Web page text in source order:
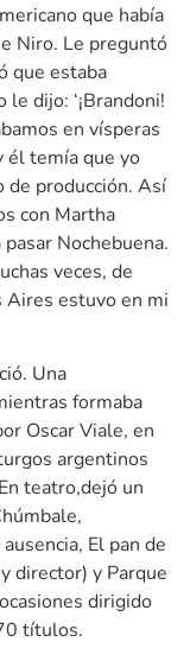
que había
Niro. Le preguntó
que estaba
dijo: ‘¡Brandoni!
en vísperas
él temía que yo
de producción. Así
con Martha
Nochebuena.
veces, de
Aires estuvo en mi
Una
formaba
Oscar Viale, en
argentinos
teatro,dejó un
El pan de
director) y Parque
dirigido
títulos.